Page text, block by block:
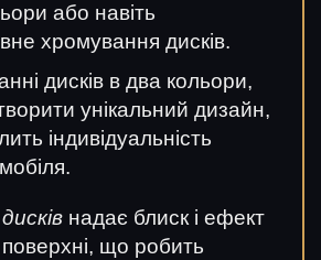
або навіть
хромування дисків.
дисків в два кольори,
унікальний дизайн,
індивідуальність
надає блиск і ефект
що робить